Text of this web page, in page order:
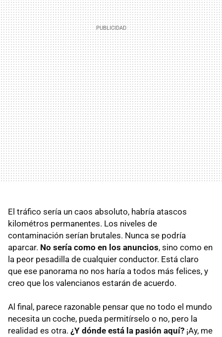
El tráfico sería un caos absoluto, habría atascos
kilométros permanentes. Los niveles de
contaminación serían brutales. Nunca se podría
aparcar. No sería como en los anuncios, sino como en
la peor pesadilla de cualquier conductor. Está claro
que ese panorama no nos haría a todos más felices, y
creo que los valencianos estarán de acuerdo.
Al final, parece razonable pensar que no todo el mundo
necesita un coche, pueda permitírselo o no, pero la
realidad es otra. ¿Y dónde está la pasión aquí? ¡Ay, me